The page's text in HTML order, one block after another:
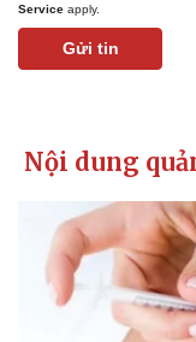
Service apply.
Gửi tin